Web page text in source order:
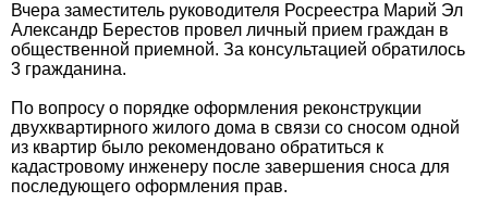
Вчера заместитель руководителя Росреестра Марий Эл
Александр Берестов провел личный прием граждан в
общественной приемной. За консультацией обратилось
3 гражданина.
По вопросу о порядке оформления реконструкции
двухквартирного жилого дома в связи со сносом одной
из квартир было рекомендовано обратиться к
кадастровому инженеру после завершения сноса для
последующего оформления прав.